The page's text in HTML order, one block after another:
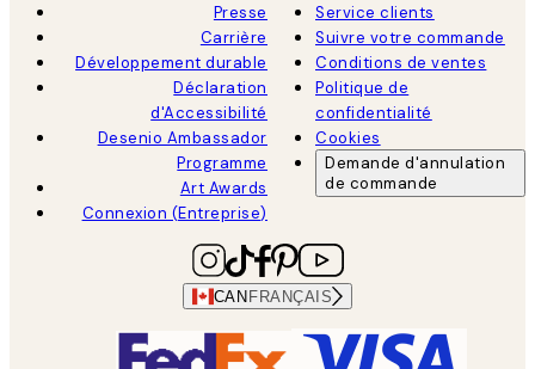
Presse
Carrière
Développement durable
Déclaration
d'Accessibilité
Desenio Ambassador
Programme
Art Awards
Connexion (Entreprise)
Service clients
Suivre votre commande
Conditions de ventes
Politique de
confidentialité
Cookies
Demande d'annulation
de commande
CAN FRANÇAIS